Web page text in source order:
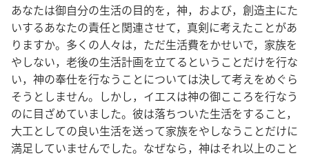
あなたは御自分の生活の目的を，神，および，創造主にた
いするあなたの責任と関連させて，真剣に考えたことがあ
りますか。多くの人々は，ただ生活費をかせいで，家族を
やしない，老後の生活計画を立てるということだけを行な
い，神の奉仕を行なうことについては決して考えをめぐら
そうとしません。しかし，イエスは神の御こころを行なう
のに目ざめていました。彼は落ちついた生活をすること，
大工としての良い生活を送って家族をやしなうことだけに
満足していませんでした。なぜなら，神はそれ以上のこと